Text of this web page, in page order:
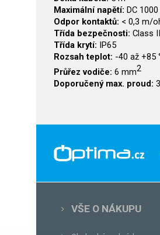
Maximální napětí: DC 1000
Odpor kontaktů: < 0,3 m/
Třída bezpečnosti: Class II
Třída krytí: IP65
Rozsah teplot: -40 až +85
Průřez vodiče: 6 mm2
Doporučený max. proud:
VŠE O NÁKUPU